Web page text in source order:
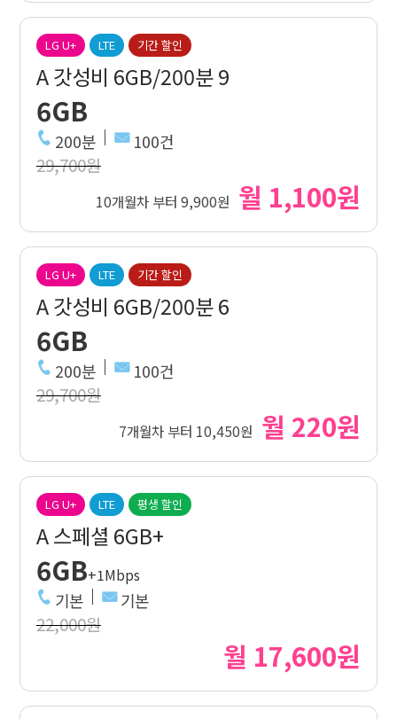
LG U+ LTE 기간 할인
A 갓성비 6GB/200분 9
6GB
200분 100건
29,700원
10개월차 부터 9,900원 월 1,100원
LG U+ LTE 기간 할인
A 갓성비 6GB/200분 6
6GB
200분 100건
29,700원
7개월차 부터 10,450원 월 220원
LG U+ LTE 평생 할인
A 스페셜 6GB+
6GB+1Mbps
기본 기본
22,000원
월 17,600원